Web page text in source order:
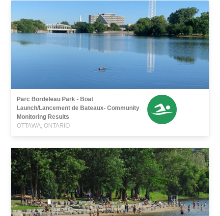
Parc Bordeleau Park - Boat
Launch/Lancement de Bateaux- Community
Monitoring Results
OTTAWA, ONTARIO